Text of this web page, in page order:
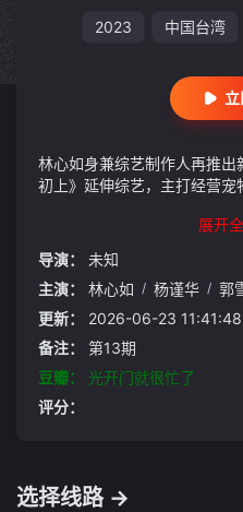
2023 中国台湾
林心如身兼综艺制作人再推
初上》延伸综艺，主打经营宠
展开
导演：
未知
主演：
林心如 / 杨谨华 / 郭
更新：
2026-06-23 11:41:48
备注：
第13期
豆瓣：
光开门就很忙了
评分：
选择线路 →